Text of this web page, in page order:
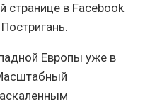
странице в Facebook
Европы уже в